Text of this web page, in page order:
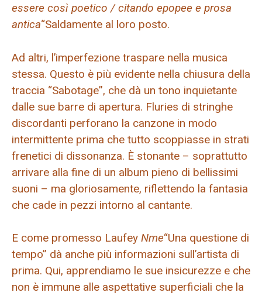
essere così poetico / citando epopee e prosa
antica“Saldamente al loro posto.
Ad altri, l’imperfezione traspare nella musica
stessa. Questo è più evidente nella chiusura della
traccia “Sabotage”, che dà un tono inquietante
dalle sue barre di apertura. Fluries di stringhe
discordanti perforano la canzone in modo
intermittente prima che tutto scoppiasse in strati
frenetici di dissonanza. È stonante – soprattutto
arrivare alla fine di un album pieno di bellissimi
suoni – ma gloriosamente, riflettendo la fantasia
che cade in pezzi intorno al cantante.
E come promesso Laufey Nme“Una questione di
tempo” dà anche più informazioni sull’artista di
prima. Qui, apprendiamo le sue insicurezze e che
non è immune alle aspettative superficiali che la